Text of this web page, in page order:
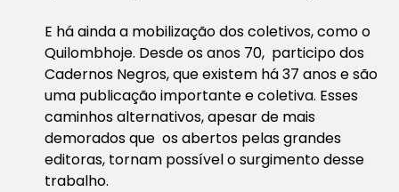
E há ainda a mobilização dos coletivos, como o
Quilombhoje. Desde os anos 70, participo dos
Cadernos Negros, que existem há 37 anos e são
uma publicação importante e coletiva. Esses
caminhos alternativos, apesar de mais
demorados que os abertos pelas grandes
editoras, tornam possível o surgimento desse
trabalho.